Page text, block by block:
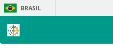
Skip
navigation
BRASIL